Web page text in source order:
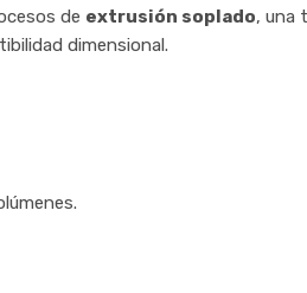
de extrusión soplado, una
dimensional.